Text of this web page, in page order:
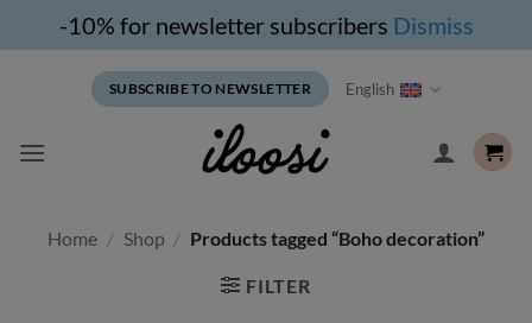
-10% for newsletter subscribers Dismiss
SUBSCRIBE TO NEWSLETTER English
Home / Shop / Products tagged “Boho decoration”
FILTER